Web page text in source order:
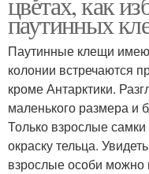
паутинных
Паутинные клещи
колонии встречаются
кроме Антарктики.
маленького размера и
Только взрослые
окраску тельца.
взрослые особи